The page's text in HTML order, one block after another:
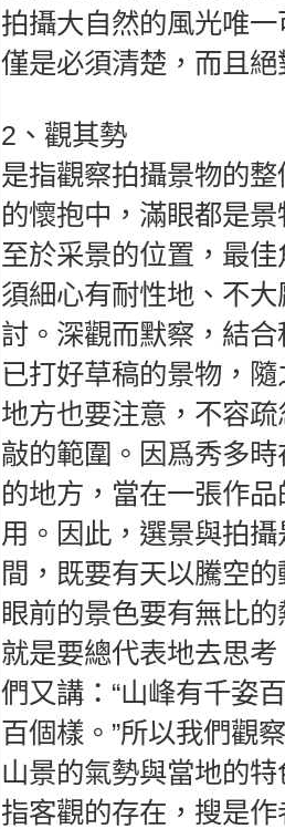
拍攝大自然的風光唯
僅是必須清楚，而且
2、觀其勢
是指觀察拍攝景物的
的懷抱中，滿眼都是
至於采景的位置，最
須細心有耐性地、不
討。深觀而默察，結
已打好草稿的景物，
地方也要注意，不容
敲的範圍。因爲秀多
的地方，當在一張作
用。因此，選景與拍
間，既要有天以騰空
眼前的景色要有無比
就是要總代表地去思
們又講：“山峰有千姿
百個樣。”所以我們觀
山景的氣勢與當地的
指客觀的存在，搜是